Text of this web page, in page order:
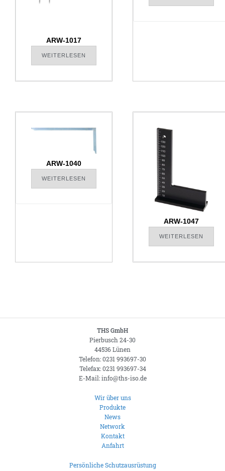
ARW-1017
WEITERLESEN
ARW-1040
WEITERLESEN
ARW-1047
WEITERLESEN
THS GmbH
Pierbusch 24-30
44536 Lünen
Telefon: 0231 993697-30
Telefax: 0231 993697-34
E-Mail: info@ths-iso.de
Wir über uns
Produkte
News
Network
Kontakt
Anfahrt
Persönliche Schutzausrüstung